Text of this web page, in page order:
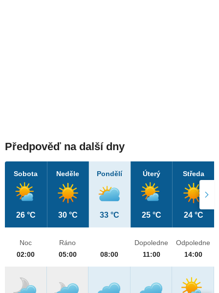
Předpověď na další dny
Sobota
26 °C
Neděle
30 °C
Pondělí
33 °C
Úterý
25 °C
Středa
24 °C
Noc
02:00
Ráno
05:00
08:00
Dopoledne
11:00
Odpoledne
14:00